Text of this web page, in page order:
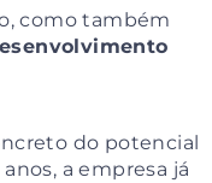
como também
do potencial
a empresa já